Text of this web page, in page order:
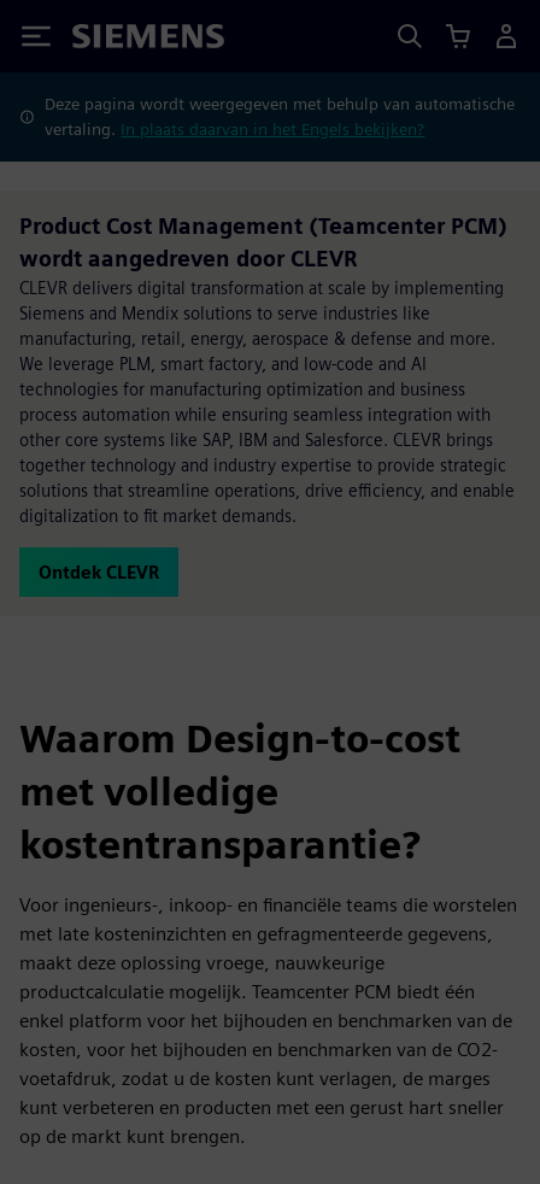
Siemens
Deze pagina wordt weergegeven met behulp van automatische
vertaling. In plaats daarvan in het Engels bekijken?
Product Cost Management (Teamcenter PCM)
wordt aangedreven door CLEVR
CLEVR delivers digital transformation at scale by implementing
Siemens and Mendix solutions to serve industries like
manufacturing, retail, energy, aerospace & defense and more.
We leverage PLM, smart factory, and low-code and AI
technologies for manufacturing optimization and business
process automation while ensuring seamless integration with
other core systems like SAP, IBM and Salesforce. CLEVR brings
together technology and industry expertise to provide strategic
solutions that streamline operations, drive efficiency, and enable
digitalization to fit market demands.
Ontdek CLEVR
Waarom Design-to-cost
met volledige
kostentransparantie?
Voor ingenieurs-, inkoop- en financiële teams die worstelen
met late kosteninzichten en gefragmenteerde gegevens,
maakt deze oplossing vroege, nauwkeurige
productcalculatie mogelijk. Teamcenter PCM biedt één
enkel platform voor het bijhouden en benchmarken van de
kosten, voor het bijhouden en benchmarken van de CO2-
voetafdruk, zodat u de kosten kunt verlagen, de marges
kunt verbeteren en producten met een gerust hart sneller
op de markt kunt brengen.